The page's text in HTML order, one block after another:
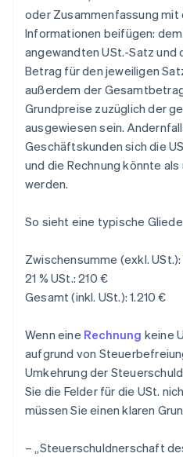
oder Zusammenfassung mit
Informationen beifügen:
angewandten USt.-Satz und
Betrag für den jeweiligen
außerdem der
Grundpreise zuzüglich der
ausgewiesen sein.
Geschäftskunden sich die
und die Rechnung könnte
werden.
So sieht eine typische
Zwischensumme (exkl.
21 % USt.: 210 €
Gesamt (inkl. USt.): 1.210 €
Wenn eine Rechnung keine
aufgrund von
Umkehrung der
Sie die Felder für die USt.
müssen Sie einen klaren
– „Steuerschuldnerschaft